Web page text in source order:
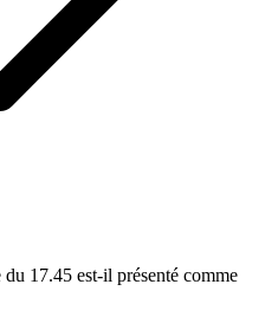
17.45 est-il présenté comme